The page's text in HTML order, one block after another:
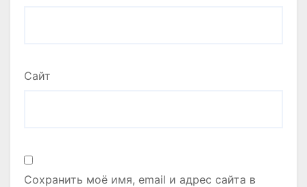
Сайт
Сохранить моё имя, email и адрес сайта в